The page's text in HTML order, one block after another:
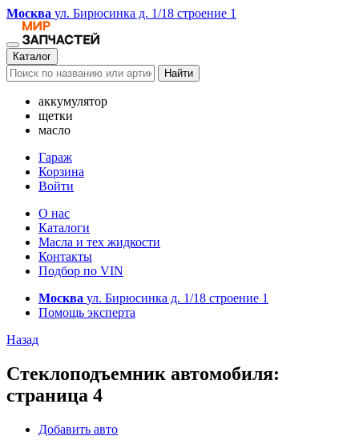
Москва ул. Бирюсинка д. 1/18 строение 1
Каталог
Найти
аккумулятор
щетки
масло
Гараж
Корзина
Войти
О нас
Каталоги
Масла и тех жидкости
Контакты
Подбор по VIN
Москва ул. Бирюсинка д. 1/18 строение 1
Помощь эксперта
Назад
Стеклоподъемник автомобиля:
страница 4
Добавить авто